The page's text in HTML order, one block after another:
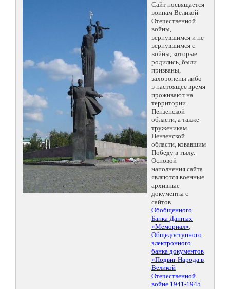
Сайт посвящается
воинам Великой
Отечественной
войны,
вернувшимся и не
вернувшимся с
войны, которые
родились, были
призваны,
захоронены либо
в настоящее время
проживают на
территории
Пензенской
области, а также
труженикам
Пензенской
области, ковавшим
Победу в тылу.
Основой
наполнения сайта
являются военные
архивные
документы с
сайтов
Обобщенного
Банка Данных
«Мемориал»,
Общедоступного
электронного
банка документов
«Подвиг Народа в
Великой
Отечественной
войне 1941-1945